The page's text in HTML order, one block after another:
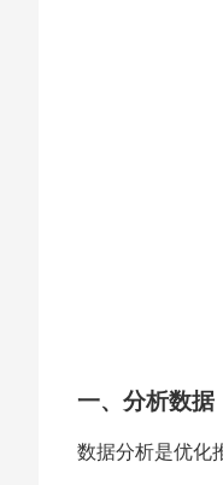
一、分析数据
数据分析是优化